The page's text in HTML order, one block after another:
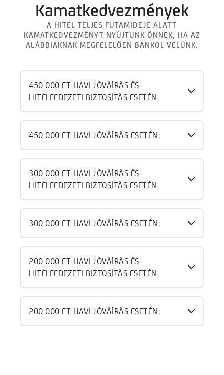
Kamatkedvezmények
A HITEL TELJES FUTAMIDEJE ALATT
KAMATKEDVEZMÉNYT NYÚJTUNK ÖNNEK, HA AZ
ALÁBBIAKNAK MEGFELELŐEN BANKOL VELÜNK.
450 000 FT HAVI JÓVÁÍRÁS ÉS
HITELFEDEZETI BIZTOSÍTÁS ESETÉN.
450 000 FT HAVI JÓVÁÍRÁS ESETÉN.
300 000 FT HAVI JÓVÁÍRÁS ÉS
HITELFEDEZETI BIZTOSÍTÁS ESETÉN.
300 000 FT HAVI JÓVÁÍRÁS ESETÉN.
200 000 FT HAVI JÓVÁÍRÁS ÉS
HITELFEDEZETI BIZTOSÍTÁS ESETÉN.
200 000 FT HAVI JÓVÁÍRÁS ESETÉN.